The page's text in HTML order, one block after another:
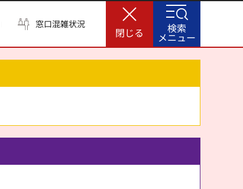
窓口混雑状況
閉じる 検索
メニュー